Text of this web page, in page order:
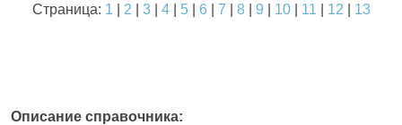
Страница: 1 2 3| 4| 5| 6 7 8| 9 10| 11 12 13
Описание справочника: